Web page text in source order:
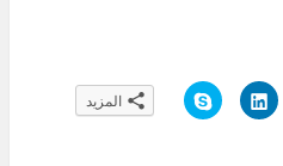
ض ن المزيد